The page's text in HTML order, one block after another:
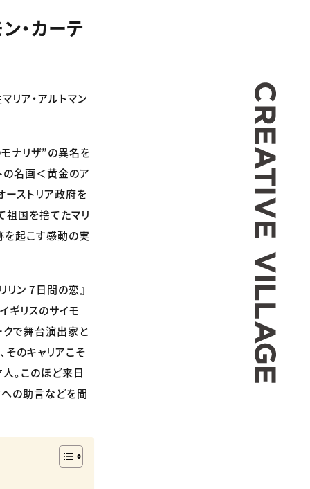
・カーテ
リア・アルトマン
ナリザ”の異名を
の名画＜黄金のア
ーストリア政府を
国を捨てたマリ
を起こす感動の実
リン 7日間の恋』
ギリスのサイモ
クで舞台演出家と
のキャリアこそ
。このほど来日
の助言などを聞